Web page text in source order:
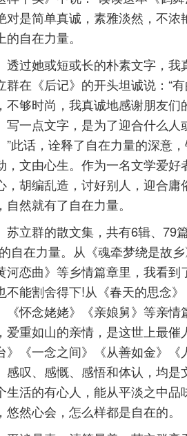
对是简单真诚，素雅淡然，不
的自在力量。
过她或短或长的朴素文字，我
群在《后记》的开头坦诚说：“
不够时尚，我真诚地感谢朋友
写一点文字，是为了迎合什么
”此话，诠释了自在力量的深意
，文由心生。作为一名文学爱
，胡编乱造，讨好别人，迎合
自然就有了自在力量。
立群的散文集，共有6辑、79篇
自在力量。从《魂牵梦绕是故
河恋曲》等乡情篇章里，我看
不能割舍得下!从《春天的思念
《怀念姥姥》《亲娘舅》等亲
爱重如山的亲情，是这世上最
》《一念之间》《从善如金》
感叹、感慨、感悟和体认，均
生活的有心人，能从平淡之中
悠然心会，怎么样都是自在的。